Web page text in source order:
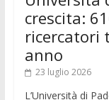
crescita:
ricercatori
anno
23 luglio 2026
L’Università di